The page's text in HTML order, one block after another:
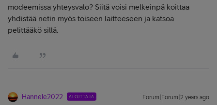
modeemissa yhteysvalo? Siitä voisi melkeinpä koittaa
yhdistää netin myös toiseen laitteeseen ja katsoa
pelittääkö sillä.
Hannele2022 ALOITTAJA Forum|Forum|2 years ago